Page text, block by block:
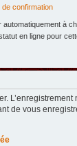
de confirmation
automatiquement à
en ligne pour
de vous